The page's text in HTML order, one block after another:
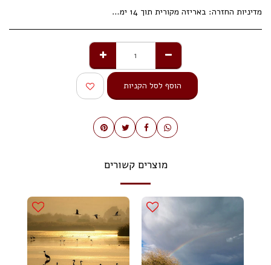
מדיניות החזרה: באריזה מקורית תוך 14 ימי עסקים.
הוסף לסל הקניות
מוצרים קשורים